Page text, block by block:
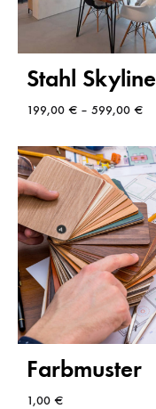
Stahl Skyline
199,00 € – 599,00 €
Farbmuster
1,00 €